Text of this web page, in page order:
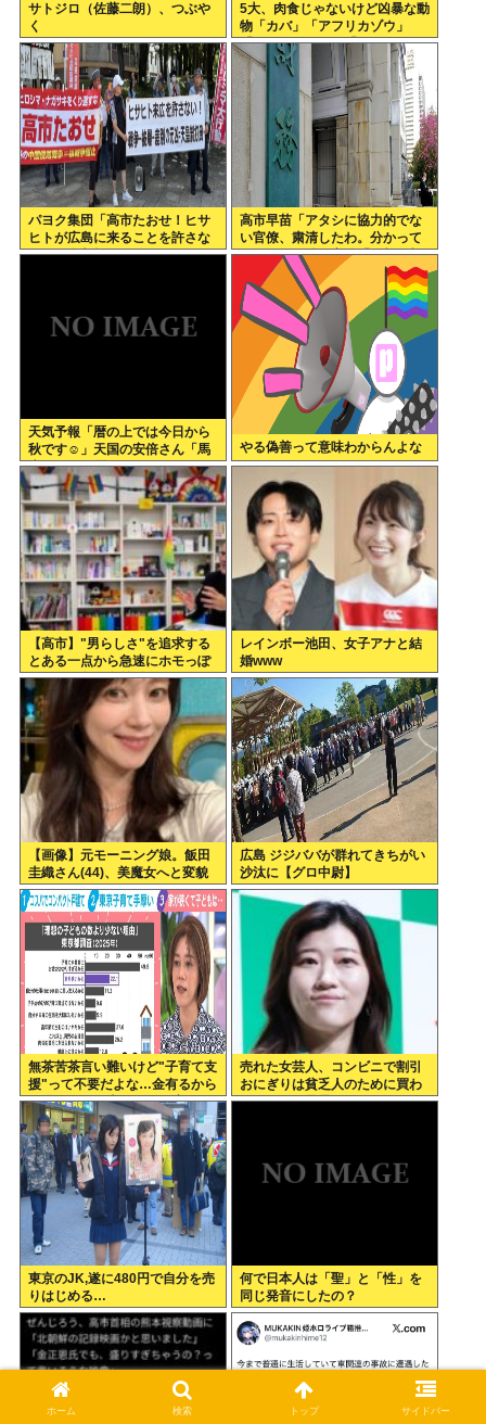
サトジロ（佐藤二朗）、つぶや
く
5大、肉食じゃないけど凶暴な動
物「カバ」「アフリカゾウ」
「バッファロー」「コーカサス
オオカブト」
パヨク集団「高市たおせ！ヒサ
ヒトが広島に来ることを許さな
い！天皇制打倒！」
高市早苗「アタシに協力的でな
い官僚、粛清したわ。分かって
るわね？」他の官僚「(ブルブ
ル)」
天気予報「暦の上では今日から
秋です☺」天国の安倍さん「馬
鹿みたいな暦だな」
やる偽善って意味わからんよな
【高市】"男らしさ"を追求する
とある一点から急速にホモっぽ
くなる現象に名前付けてくれ。
ラプラスの魔とか不気味の谷み
たいな
レインボー池田、女子アナと結
婚www
【画像】元モーニング娘。飯田
圭織さん(44)、美魔女へと変貌
広島 ジジババが群れてきちがい
沙汰に【グロ中尉】
無茶苦茶言い難いけど"子育て支
援"って不要だよな…金有るから
子供作ってる癖に更に政府から
たんまり金貰う屑だよ
売れた女芸人、コンビニで割引
おにぎりは貧乏人のために買わ
ないことを暴露
東京のJK,遂に480円で自分を売
りはじめる…
何で日本人は「聖」と「性」を
同じ発音にしたの？
ホーム 検索 トップ サイドバー